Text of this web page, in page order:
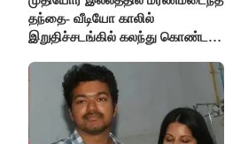
தந்தை- வீடியோ காலில்
இறுதிச்சடங்கில் கலந்து கொண்ட